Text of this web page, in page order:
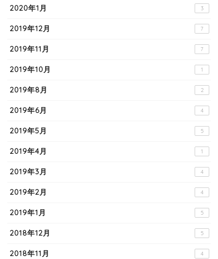
2020年1月 3
2019年12月 7
2019年11月 7
2019年10月 1
2019年8月 2
2019年6月 4
2019年5月 5
2019年4月 1
2019年3月 4
2019年2月 4
2019年1月 5
2018年12月 5
2018年11月 4